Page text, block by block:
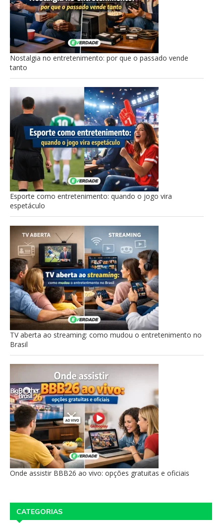
Nostalgia no entretenimento: por que o passado vende
tanto
Esporte como entretenimento: quando o jogo vira
espetáculo
TV aberta ao streaming: como mudou o entretenimento no
Brasil
Onde assistir BBB26 ao vivo: opções gratuitas e oficiais
CATEGORIAS